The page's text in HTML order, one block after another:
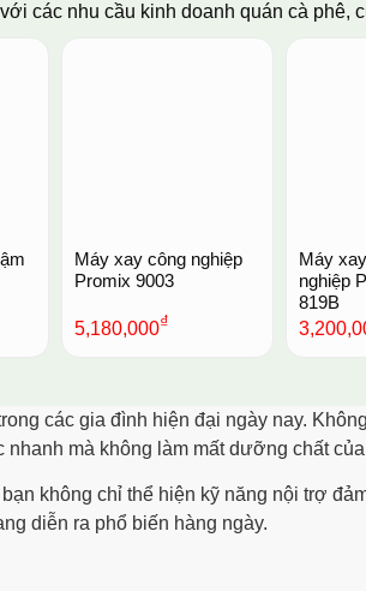
các nhu cầu kinh doanh quán cà phê,
Máy xay công nghiệp
Promix 9003
5,180,000₫
Máy
nghiệp
819B
các gia đình hiện đại ngày nay.
mà không làm mất dưỡng chất của
không chỉ thể hiện kỹ năng nội trợ
diễn ra phổ biến hàng ngày.